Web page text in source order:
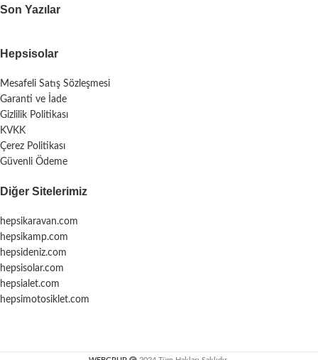
Son Yazılar
Hepsisolar
Mesafeli Satış Sözleşmesi
Garanti ve İade
Gizlilik Politikası
KVKK
Çerez Politikası
Güvenli Ödeme
Diğer Sitelerimiz
hepsikaravan.com
hepsikamp.com
hepsideniz.com
hepsisolar.com
hepsialet.com
hepsimotosiklet.com